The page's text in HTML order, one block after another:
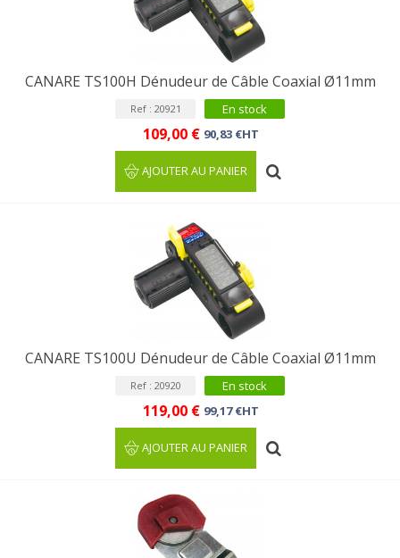
CANARE TS100H Dénudeur de Câble Coaxial Ø11mm
Ref : 20921 En stock
109,00 € 90,83 €HT
AJOUTER AU PANIER
CANARE TS100U Dénudeur de Câble Coaxial Ø11mm
Ref : 20920 En stock
119,00 € 99,17 €HT
AJOUTER AU PANIER